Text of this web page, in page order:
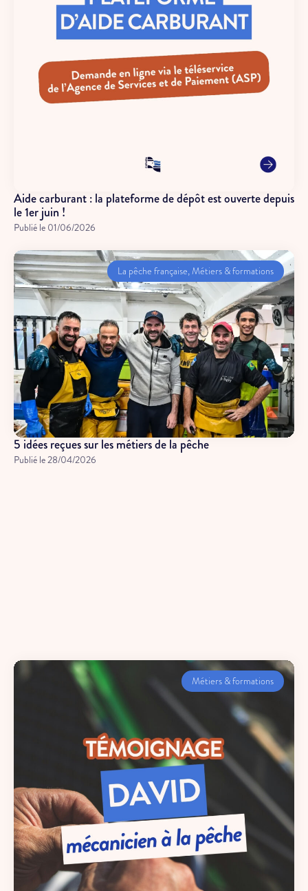
Aide carburant : la plateforme de dépôt est ouverte depuis
le 1er juin !
Publié le 01/06/2026
La pêche française,Métiers & formations
5 idées reçues sur les métiers de la pêche
Publié le28/04/2026
Métiers & formations